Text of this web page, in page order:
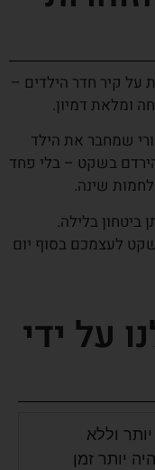
על קיר חדר הילדים –
ומלאת דמיון.
שמחבר את הילד
בשקט – בלי פחד
שינה.
ביטחון בלילה.
שקט לעצמכם בסוף יום
על ידי
וללא
יותר זמן